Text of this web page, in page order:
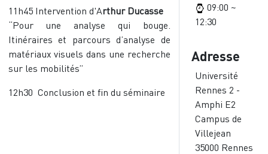
11h45 Intervention d'Arthur Ducasse
“Pour une analyse qui bouge.
Itinéraires et parcours d’analyse de
matériaux visuels dans une recherche
sur les mobilités”
12h30 Conclusion et fin du séminaire
09:00 ~
12:30
Adresse
Université
Rennes 2 -
Amphi E2
Campus de
Villejean
35000 Rennes